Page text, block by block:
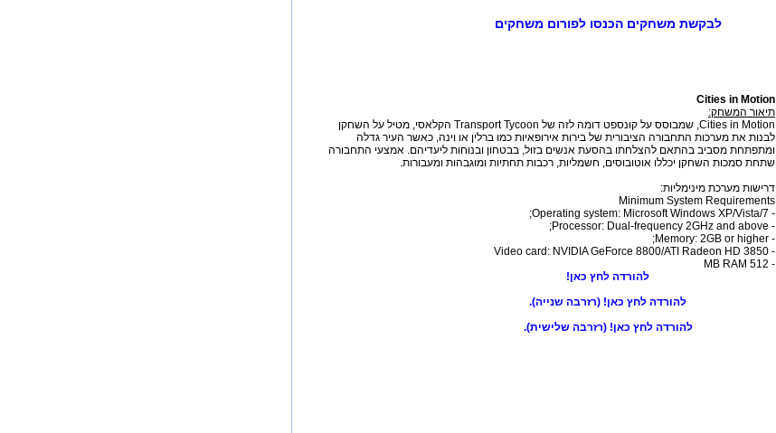
לבקשת משחקים הכנסו לפורום משחקים
Cities in Motion
תיאור המשחק:
Cities in Motion, שמבוסס על קונספט דומה לזה של Transport Tycoon הקלאסי, מטיל על השחקן
לבנות את מערכות התחבורה הציבורית של בירות אירופאיות כמו ברלין או וינה, כאשר העיר גדלה
ומתפתחת מסביב בהתאם להצלחתו בהסעת אנשים בזול, בבטחון ובנוחות ליעדיהם. אמצעי התחבורה
שתחת סמכות השחקן יכללו אוטובוסים, חשמליות, רכבות תחתיות ומוגבהות ומעבורות.
דרישות מערכת מינימליות:
Minimum System Requirements
- Operating system: Microsoft Windows XP/Vista/7;
- Processor: Dual-frequency 2GHz and above;
- Memory: 2GB or higher;
- Video card: NVIDIA GeForce 8800/ATI Radeon HD 3850
- 512 MB RAM
להורדה לחץ כאן!
להורדה לחץ כאן! (רזרבה שנייה).
להורדה לחץ כאן! (רזרבה שלישית).